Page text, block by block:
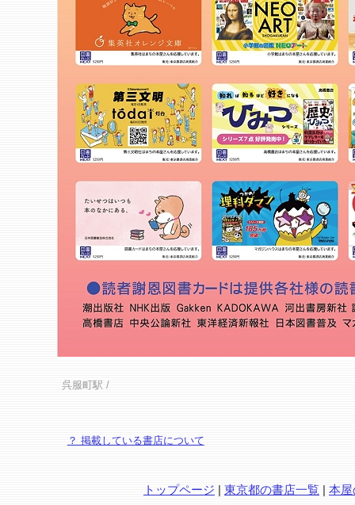
呉服町駅 /
？ 掲載している書店について
トップページ | 東京都の書店一覧 | 本